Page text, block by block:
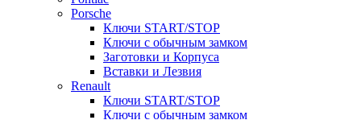
Porsche
Ключи START/STOP
Ключи с обычным замком
Заготовки и Корпуса
Вставки и Лезвия
Renault
Ключи START/STOP
Ключи с обычным замком